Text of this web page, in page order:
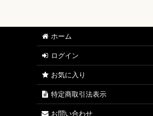
【ワンピースカード】エクスト
【ワンピースカード】ブースタ
【ワンピースカード】プレミア
【ワンピースカード】ブースタ
【ワンピースカード】ブースタ
ホーム
ログイン
お気に入り
特定商取引法表示
お問い合わせ